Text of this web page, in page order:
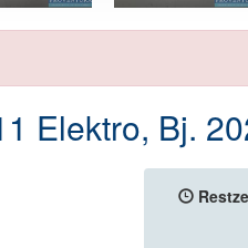
Elektro, Bj.